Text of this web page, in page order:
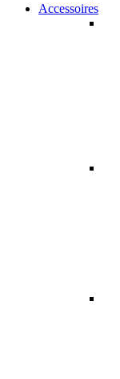
Accessoires